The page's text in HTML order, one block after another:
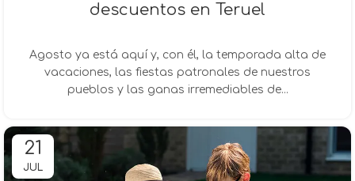
descuentos en Teruel
Agosto ya está aquí y, con él, la temporada alta de
vacaciones, las fiestas patronales de nuestros
pueblos y las ganas irremediables de...
21
JUL